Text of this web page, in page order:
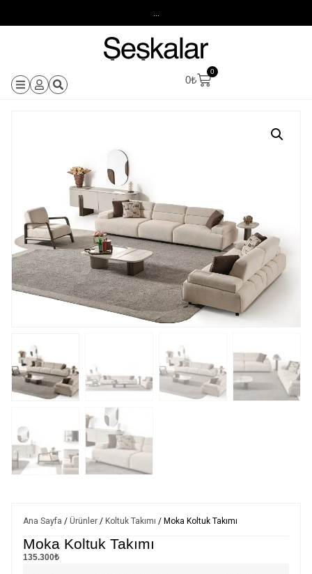
0₺
0
Ana Sayfa / Ürünler / Koltuk Takımı / Moka Koltuk Takımı
Moka Koltuk Takımı
135.300₺